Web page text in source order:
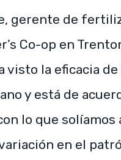
gerente de
Co-op en
visto la eficacia de
y está de
lo que solíamos
en el